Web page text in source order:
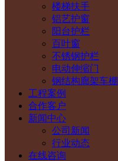
楼梯扶手
铝艺护窗
阳台护栏
百叶窗
不锈钢护栏
电动伸缩门
钢结构廊架车棚
工程案例
合作客户
新闻中心
公司新闻
行业动态
在线咨询